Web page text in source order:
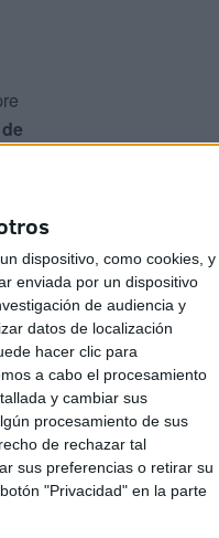
dispositivo, como cookies, y
enviada por un dispositivo
de audiencia y
datos de localización
hacer clic para
a cabo el procesamiento
y cambiar sus
procesamiento de sus
de rechazar tal
sus preferencias o retirar su
"Privacidad" en la parte
o